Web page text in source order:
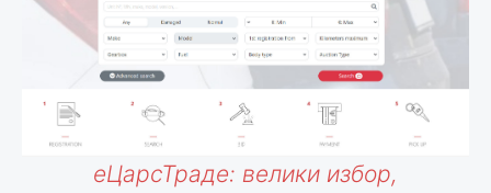
еЦарсТраде: велики избор,